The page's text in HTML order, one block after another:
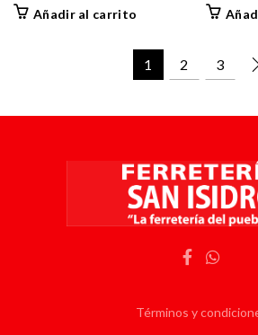
Añadir al carrito
1 2 3
Términos y